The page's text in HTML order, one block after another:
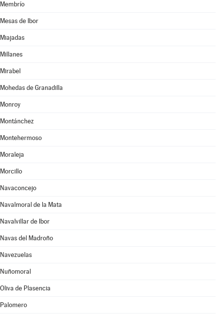
Membrío
Mesas de Ibor
Miajadas
Millanes
Mirabel
Mohedas de Granadilla
Monroy
Montánchez
Montehermoso
Moraleja
Morcillo
Navaconcejo
Navalmoral de la Mata
Navalvillar de Ibor
Navas del Madroño
Navezuelas
Nuñomoral
Oliva de Plasencia
Palomero